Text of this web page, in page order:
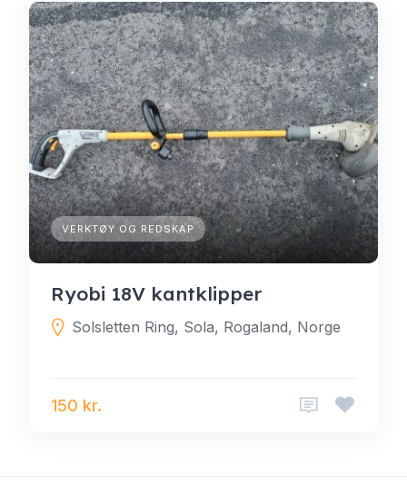
VERKTØY OG REDSKAP
Ryobi 18V kantklipper
Solsletten Ring, Sola, Rogaland, Norge
150 kr.